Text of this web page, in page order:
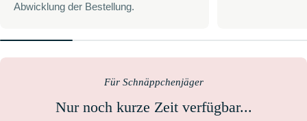
Abwicklung der Bestellung.
Für Schnäppchenjäger
Nur noch kurze Zeit verfügbar...